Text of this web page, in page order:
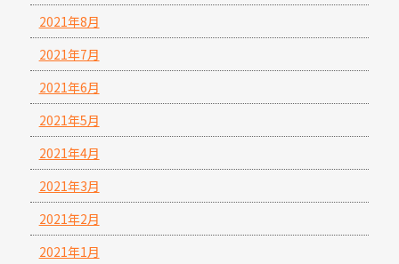
2021年8月
2021年7月
2021年6月
2021年5月
2021年4月
2021年3月
2021年2月
2021年1月